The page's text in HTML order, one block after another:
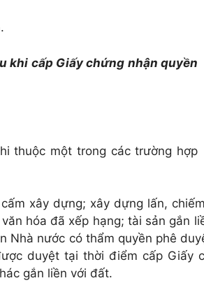
khi cấp Giấy chứng nhận quyền
thuộc một trong các trường hợp
xây dựng; xây dựng lấn,
hóa đã xếp hạng; tài sản gắn
Nhà nước có thẩm quyền phê
duyệt tại thời điểm cấp Giấy
gắn liền với đất.